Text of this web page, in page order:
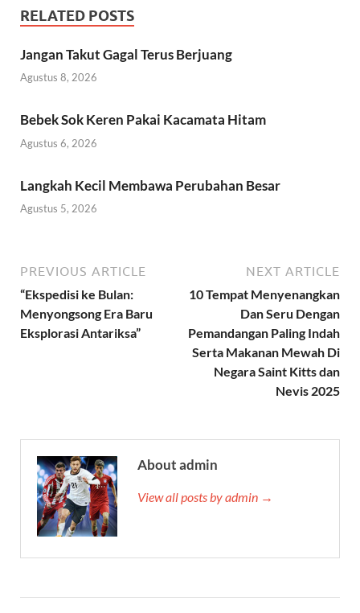
RELATED POSTS
Jangan Takut Gagal Terus Berjuang
Agustus 8, 2026
Bebek Sok Keren Pakai Kacamata Hitam
Agustus 6, 2026
Langkah Kecil Membawa Perubahan Besar
Agustus 5, 2026
PREVIOUS ARTICLE
“Ekspedisi ke Bulan:
Menyongsong Era Baru
Eksplorasi Antariksa”
NEXT ARTICLE
10 Tempat Menyenangkan
Dan Seru Dengan
Pemandangan Paling Indah
Serta Makanan Mewah Di
Negara Saint Kitts dan
Nevis 2025
About admin
View all posts by admin →